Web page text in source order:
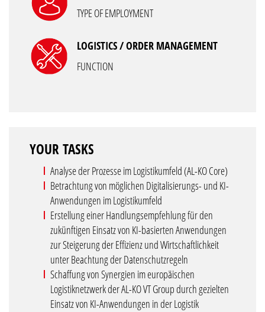
TYPE OF EMPLOYMENT
LOGISTICS / ORDER MANAGEMENT
FUNCTION
YOUR TASKS
Analyse der Prozesse im Logistikumfeld (AL-KO Core)
Betrachtung von möglichen Digitalisierungs- und KI-
Anwendungen im Logistikumfeld
Erstellung einer Handlungsempfehlung für den
zukünftigen Einsatz von KI-basierten Anwendungen
zur Steigerung der Effizienz und Wirtschaftlichkeit
unter Beachtung der Datenschutzregeln
Schaffung von Synergien im europäischen
Logistiknetzwerk der AL-KO VT Group durch gezielten
Einsatz von KI-Anwendungen in der Logistik